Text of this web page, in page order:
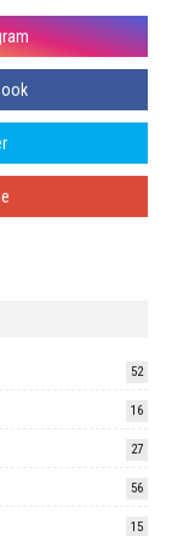
52
16
27
56
15